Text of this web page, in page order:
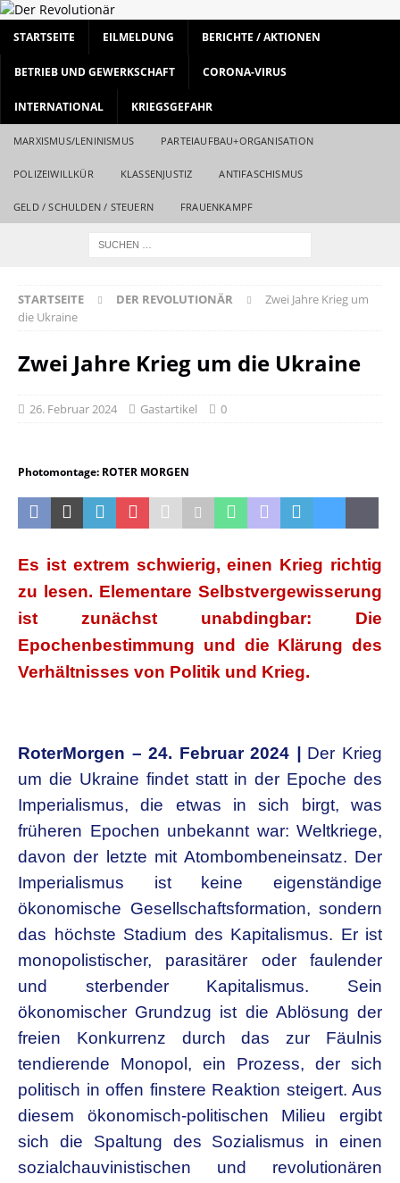
STARTSEITE EILMELDUNG BERICHTE / AKTIONEN
BETRIEB UND GEWERKSCHAFT CORONA-VIRUS
INTERNATIONAL KRIEGSGEFAHR
MARXISMUS/LENINISMUS PARTEIAUFBAU+ORGANISATION
POLIZEIWILLKÜR KLASSENJUSTIZ ANTIFASCHISMUS
GELD / SCHULDEN / STEUERN FRAUENKAMPF
STARTSEITE DER REVOLUTIONÄR
Zwei Jahre Krieg um
die Ukraine
Zwei Jahre Krieg um die Ukraine
26. Februar 2024 Gastartikel 0
Photomontage: ROTER MORGEN
Es ist extrem schwierig, einen Krieg richtig
zu lesen. Elementare Selbstvergewisserung
ist zunächst unabdingbar: Die
Epochenbestimmung und die Klärung des
Verhältnisses von Politik und Krieg.
RoterMorgen – 24. Februar 2024
Der Krieg
um die Ukraine findet statt in der Epoche des
Imperialismus, die etwas in sich birgt, was
früheren Epochen unbekannt war: Weltkriege,
davon der letzte mit Atombombeneinsatz. Der
Imperialismus ist keine eigenständige
ökonomische Gesellschaftsformation, sondern
das höchste Stadium des Kapitalismus. Er ist
monopolistischer, parasitärer oder faulender
und sterbender Kapitalismus. Sein
ökonomischer Grundzug ist die Ablösung der
freien Konkurrenz durch das zur Fäulnis
tendierende Monopol, ein Prozess, der sich
politisch in offen finstere Reaktion steigert. Aus
diesem ökonomisch-politischen Milieu ergibt
sich die Spaltung des Sozialismus in einen
sozialchauvinistischen und revolutionären